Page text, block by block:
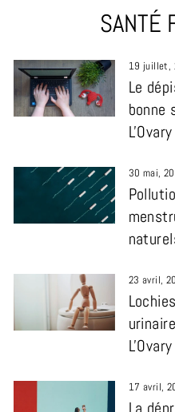
SANTÉ
19 juillet,
Le
bonne
L'Ovary
30 mai,
23 avril,
L'Ovary
17 avril,
La